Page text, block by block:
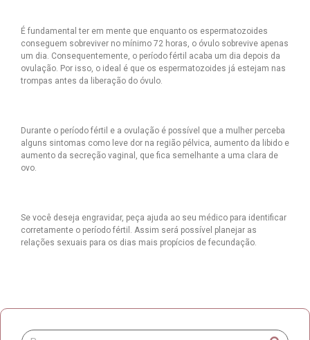
É fundamental ter em mente que enquanto os espermatozoides
conseguem sobreviver no mínimo 72 horas, o óvulo sobrevive apenas
um dia. Consequentemente, o período fértil acaba um dia depois da
ovulação. Por isso, o ideal é que os espermatozoides já estejam nas
trompas antes da liberação do óvulo.
Durante o período fértil e a ovulação é possível que a mulher perceba
alguns sintomas como leve dor na região pélvica, aumento da libido e
aumento da secreção vaginal, que fica semelhante a uma clara de
ovo.
Se você deseja engravidar, peça ajuda ao seu médico para identificar
corretamente o período fértil. Assim será possível planejar as
relações sexuais para os dias mais propícios de fecundação.